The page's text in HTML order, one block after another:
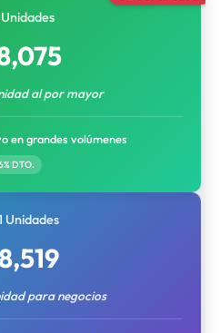
Unidades
al por mayor
en grandes volúmenes
DTO.
Unidades
para negocios